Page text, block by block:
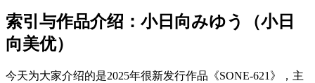
索引与作品介绍：小日向みゆう（小日
向美优）
今天为大家介绍的是2025年很新发行作品《SONE-621》，主